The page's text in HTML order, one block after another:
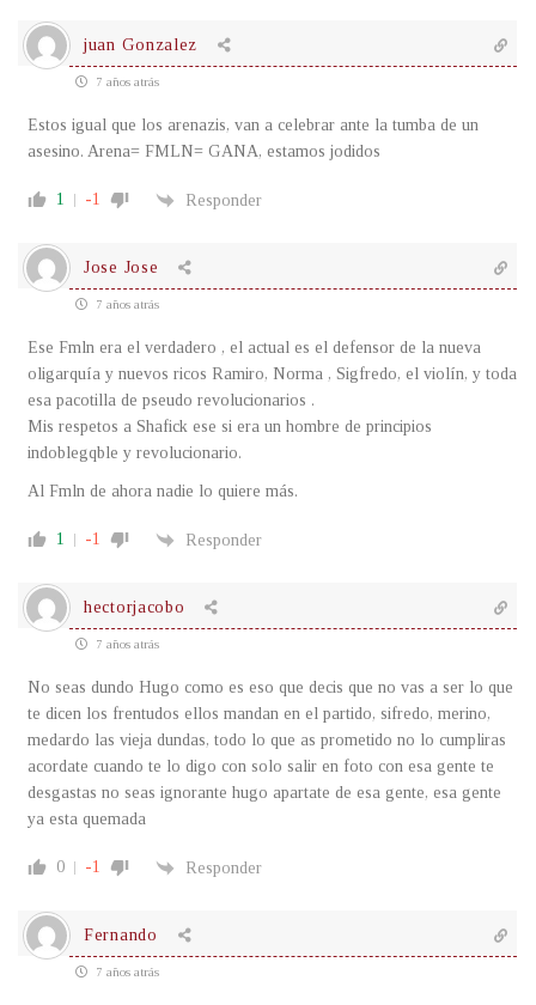
juan Gonzalez
7 años atrás
Estos igual que los arenazis, van a celebrar ante la tumba de un
asesino. Arena= FMLN= GANA, estamos jodidos
1 -1 Responder
Jose Jose
7 años atrás
Ese Fmln era el verdadero , el actual es el defensor de la nueva
oligarquía y nuevos ricos Ramiro, Norma , Sigfredo, el violín, y toda
esa pacotilla de pseudo revolucionarios .
Mis respetos a Shafick ese si era un hombre de principios
indoblegqble y revolucionario.
Al Fmln de ahora nadie lo quiere más.
1 -1 Responder
hectorjacobo
7 años atrás
No seas dundo Hugo como es eso que decis que no vas a ser lo que
te dicen los frentudos ellos mandan en el partido, sifredo, merino,
medardo las vieja dundas, todo lo que as prometido no lo cumpliras
acordate cuando te lo digo con solo salir en foto con esa gente te
desgastas no seas ignorante hugo apartate de esa gente, esa gente
ya esta quemada
0 -1 Responder
Fernando
7 años atrás